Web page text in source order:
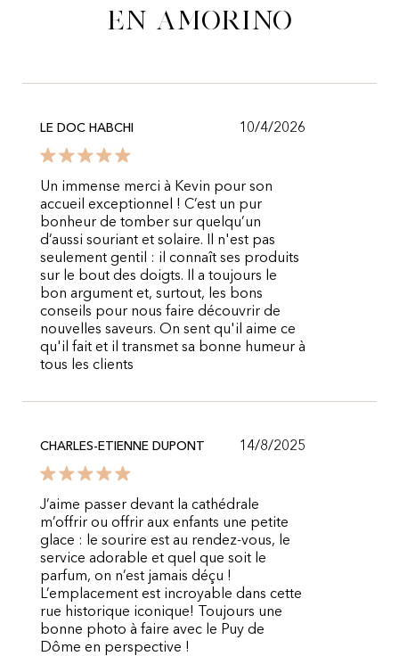
en Amorino
LE DOC HABCHI 10/4/2026
Un immense merci à Kevin pour son
accueil exceptionnel ! C’est un pur
bonheur de tomber sur quelqu’un
d’aussi souriant et solaire. Il n'est pas
seulement gentil : il connaît ses produits
sur le bout des doigts. Il a toujours le
bon argument et, surtout, les bons
conseils pour nous faire découvrir de
nouvelles saveurs. On sent qu'il aime ce
qu'il fait et il transmet sa bonne humeur à
tous les clients
CHARLES-ETIENNE DUPONT 14/8/2025
J’aime passer devant la cathédrale
m’offrir ou offrir aux enfants une petite
glace : le sourire est au rendez-vous, le
service adorable et quel que soit le
parfum, on n’est jamais déçu !
L’emplacement est incroyable dans cette
rue historique iconique! Toujours une
bonne photo à faire avec le Puy de
Dôme en perspective !